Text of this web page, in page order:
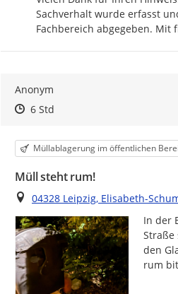
Sachverhalt wurde erfasst
Fachbereich abgegeben. Mit
Anonym
Zeitpunkt des Erstellens
Zeitpunkt des Erstellens
6 StdZur Äußerung
Kategorie
Müllablagerung im öffentlichen
Müll steht rum!
Ort
04328 Leipzig, Elisabeth-
In der
den
rum